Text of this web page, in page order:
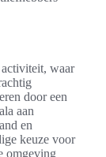
waar
door een
aan
en
keuze voor
omgeving